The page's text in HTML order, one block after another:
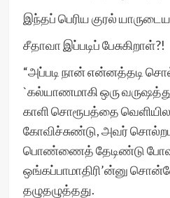
இந்தப் பெரிய குரல்
சீதாவா இப்படிப் பேசுகிறாள்?!
“அப்படி நான் என்னத்தடி
`கல்யாணமாகி ஒரு
காளி சொரூபத்தை வெளியில
கோவிச்சுண்டு, அவர்
பொண்ணைத் தேடிண்டு
ஒங்கப்பாமாதிரி’ன்னு
தழுதழுத்தது.